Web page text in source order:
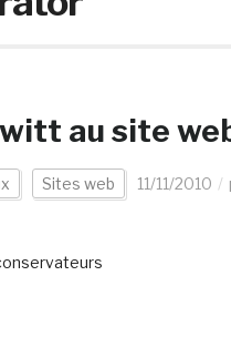
au site
Sites web 11/11/2010